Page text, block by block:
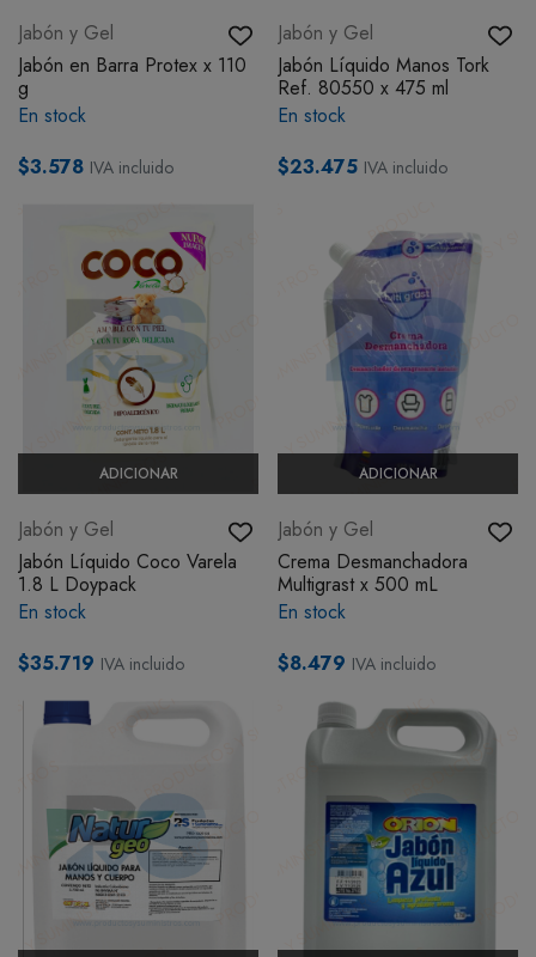
Jabón y Gel
Jabón en Barra Protex x 110
g
En stock
$3.578 IVA incluido
Jabón y Gel
Jabón Líquido Manos Tork
Ref. 80550 x 475 ml
En stock
$23.475 IVA incluido
ADICIONAR
Jabón y Gel
Jabón Líquido Coco Varela
1.8 L Doypack
En stock
$35.719 IVA incluido
ADICIONAR
Jabón y Gel
Crema Desmanchadora
Multigrast x 500 mL
En stock
$8.479 IVA incluido